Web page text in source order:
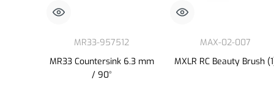
MR33-957512
MR33 Countersink 6.3 mm
/ 90°
MAX-02-007
MXLR RC Beauty Brush